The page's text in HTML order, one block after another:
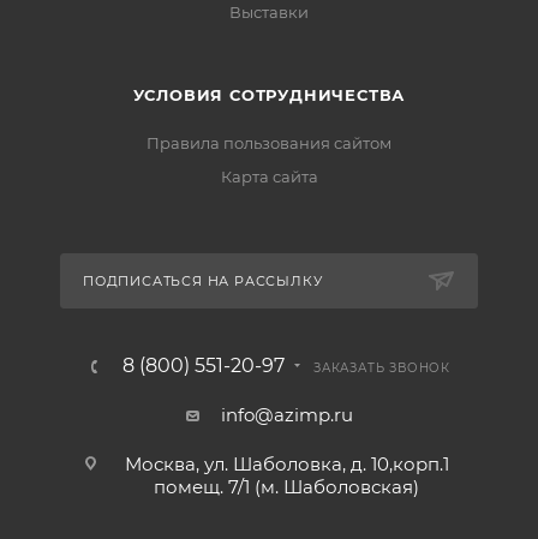
Выставки
УСЛОВИЯ СОТРУДНИЧЕСТВА
Правила пользования сайтом
Карта сайта
ПОДПИСАТЬСЯ НА РАССЫЛКУ
8 (800) 551-20-97 ЗАКАЗАТЬ ЗВОНОК
info@azimp.ru
Москва, ул. Шаболовка, д. 10,корп.1
помещ. 7/1 (м. Шаболовская)